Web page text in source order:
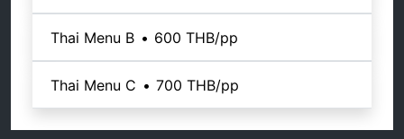
Thai Menu B • 600 THB/pp
Thai Menu C • 700 THB/pp